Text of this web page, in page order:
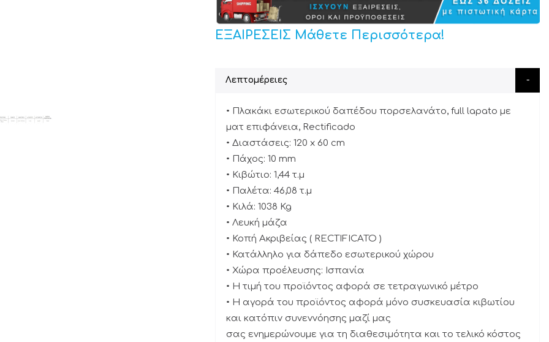
ΕΞΑΙΡΕΣΕΙΣ Μάθετε Περισσότερα!
Λεπτομέρειες
• Πλακάκι εσωτερικού δαπέδου πορσελανάτο, full lapato με
ματ επιφάνεια, Rectificado
• Διαστάσεις: 120 x 60 cm
• Πάχος: 10 mm
• Κιβώτιο: 1,44 τ.μ
• Παλέτα: 46,08 τ.μ
• Κιλά: 1038 Kg
• Λευκή μάζα
• Κοπή Ακριβείας ( RECTIFICATO )
• Κατάλληλο για δάπεδο εσωτερικού χώρου
• Χώρα προέλευσης: Ισπανία
• Η τιμή του προϊόντος αφορά σε τετραγωνικό μέτρο
• Η αγορά του προϊόντος αφορά μόνο συσκευασία κιβωτίου
και κατόπιν συνεννόησης μαζί μας
σας ενημερώνουμε για τη διαθεσιμότητα και το τελικό κόστος